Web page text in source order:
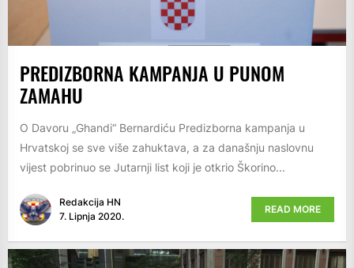
PREDIZBORNA KAMPANJA U PUNOM
ZAMAHU
O Davoru „Ghandi“ Bernardiću Predizborna kampanja u
Hrvatskoj se sve više zahuktava, a za današnju naslovnu
vijest pobrinuo se Jutarnji list koji je otkrio Škorino...
Redakcija HN
7. Lipnja 2020.
READ MORE